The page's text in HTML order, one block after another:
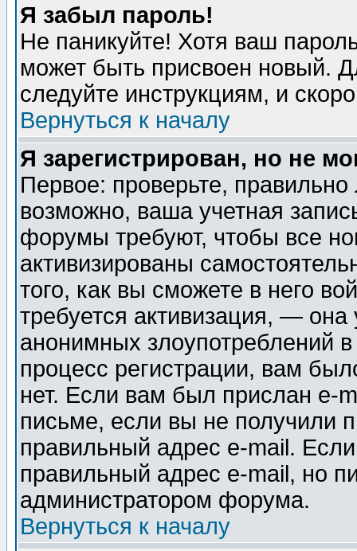
Я забыл пароль!
Не паникуйте! Хотя ваш
может быть присвоен новый.
следуйте инструкциям, и
Вернуться к началу
Я зарегистрирован, но не
Первое: проверьте,
возможно, ваша учетная
форумы требуют, чтобы все
активизированы
того, как вы сможете в него
требуется активизация, —
анонимных злоупотреблений
процесс регистрации, вам
нет. Если вам был прислан e-
письме, если вы не получили
правильный адрес e-mail.
правильный адрес e-mail, но
администратором форума.
Вернуться к началу